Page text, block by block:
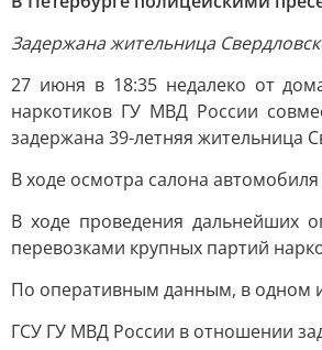
Задержана жительница
27 июня в 18:35 недалеко от
наркотиков ГУ МВД России
задержана 39-летняя жительница
В ходе осмотра салона
В ходе проведения дальнейших
перевозками крупных партий
По оперативным данным, в одном
ГСУ ГУ МВД России в отношении